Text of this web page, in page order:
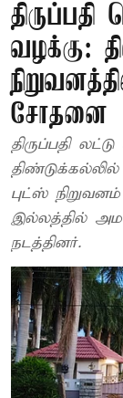
வழக்கு:
சோதனை
திருப்பதி
புட்ஸ்
இல்லத்தில்
நடத்தினர்.